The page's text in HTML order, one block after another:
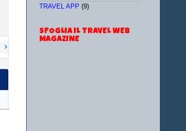
TRAVEL APP (9)
SFOGLIA IL TRAVEL WEB
MAGAZINE